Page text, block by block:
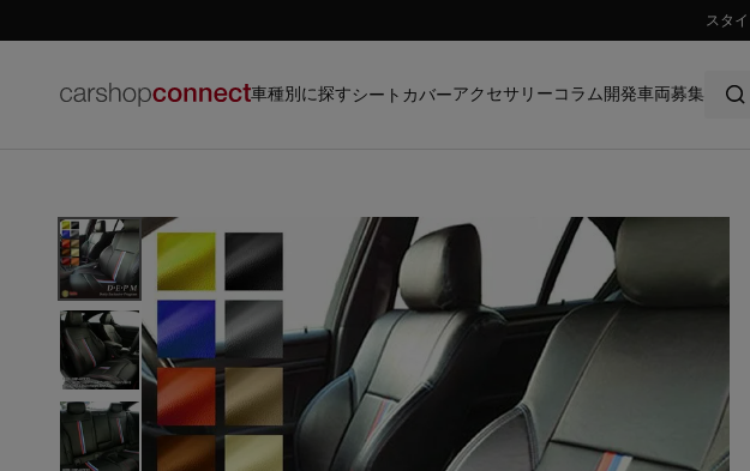
車種別に探すシートカバーアクセサリーコラム 開発車両募集